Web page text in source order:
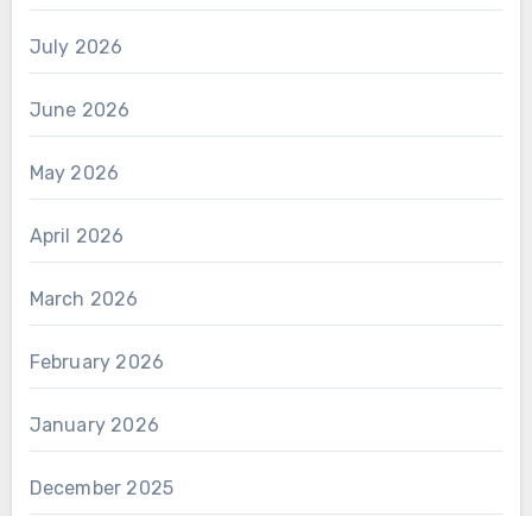
July 2026
June 2026
May 2026
April 2026
March 2026
February 2026
January 2026
December 2025